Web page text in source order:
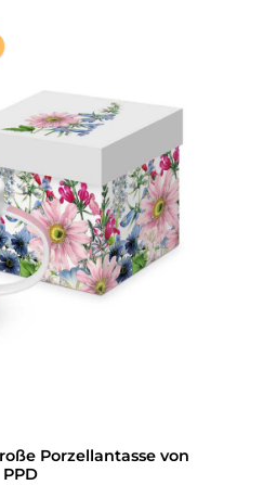
Porzellantasse von
PPD